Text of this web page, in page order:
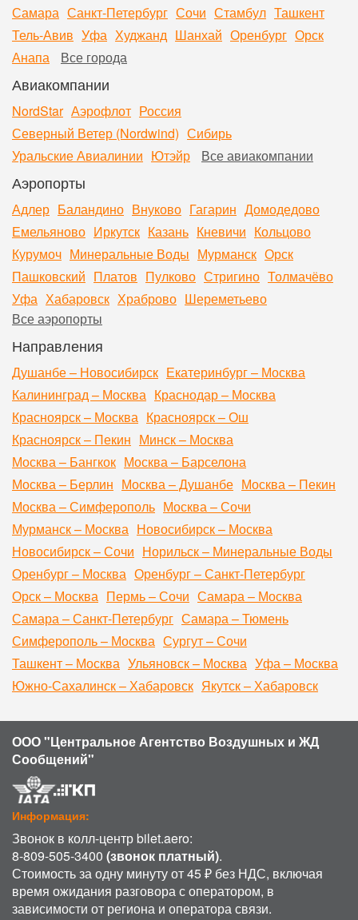
Самара Санкт-Петербург Сочи Стамбул Ташкент
Тель-Авив Уфа Худжанд Шанхай Оренбург Орск
Анапа
Все города
Авиакомпании
NordStar Аэрофлот Россия
Северный Ветер (Nordwind) Сибирь
Уральские Авиалинии Ютэйр Все авиакомпании
Аэропорты
Адлер Баландино Внуково Гагарин Домодедово
Емельяново Иркутск Казань Кневичи Кольцово
Курумоч Минеральные Воды Мурманск Орск
Пашковский Платов Пулково Стригино Толмачёво
Уфа Хабаровск Храброво Шереметьево
Все аэропорты
Направления
Душанбе – Новосибирск Екатеринбург – Москва
Калининград – Москва Краснодар – Москва
Красноярск – Москва Красноярск – Ош
Красноярск – Пекин Минск – Москва
Москва – Бангкок Москва – Барселона
Москва – Берлин Москва – Душанбе Москва – Пекин
Москва – Симферополь Москва – Сочи
Мурманск – Москва Новосибирск – Москва
Новосибирск – Сочи Норильск – Минеральные Воды
Оренбург – Москва Оренбург – Санкт-Петербург
Орск – Москва Пермь – Сочи Самара – Москва
Самара – Санкт-Петербург Самара – Тюмень
Симферополь – Москва Сургут – Сочи
Ташкент – Москва Ульяновск – Москва Уфа – Москва
Южно-Сахалинск – Хабаровск Якутск – Хабаровск
ООО "Центральное Агентство Воздушных и ЖД
Сообщений"
Информация:
Звонок в колл-центр bilet.aero:
8-809-505-3400 (звонок платный).
Стоимость за одну минуту от 45 ₽ без НДС, включая
время ожидания разговора с оператором, в
зависимости от региона и оператора связи.